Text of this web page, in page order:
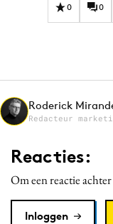
Gedragsverandering
Martech
Media
Merkstrategie
Programmatic
Purpose Marketing
Reputatie & crisis
0 0
Roderick
Redacteur
Reacties:
Om een reactie
Inloggen